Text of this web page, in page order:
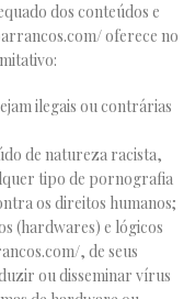
dos conteúdos e
oferece no
ilegais ou contrárias
de natureza racista,
tipo de pornografia
os direitos humanos;
(hardwares) e lógicos
, de seus
ou disseminar vírus